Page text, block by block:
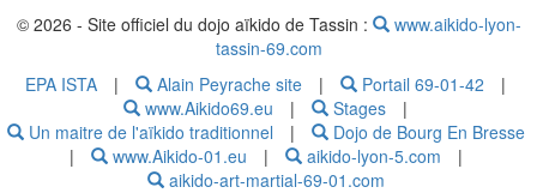
© 2026 - Site officiel du dojo aïkido de Tassin :
www.aikido-lyon-
tassin-69.com
EPA ISTA
| Alain Peyrache site | Portail 69-01-42
|
www.Aikido69.eu
| Stages
|
Un maitre de l'aïkido traditionnel
|
Dojo de Bourg En Bresse
|
www.Aikido-01.eu | aikido-lyon-5.com
|
aikido-art-martial-69-01.com